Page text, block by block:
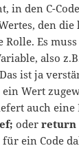
in den C-
den
Rolle. Es
also
ist ja
Wert
auch eine
oderreturn
für ein Code